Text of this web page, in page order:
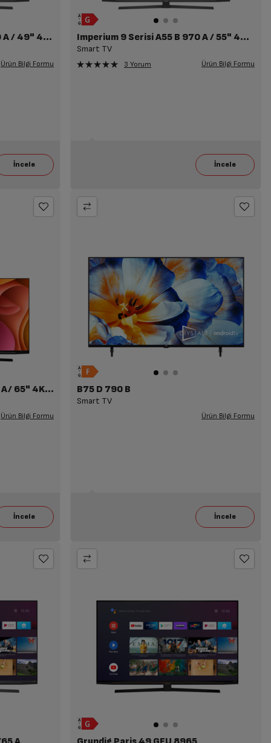
Imperium 9 Serisi A49 B 970 A / 49" 4K Smart TV
Ürün Bilgi Formu
Imperium 9 Serisi A55 B 970 A / 55" 4K Smart TV
Smart TV
3 Yorum Ürün Bilgi Formu
Imperium 9 Serisi A65 B 975 A/ 65" 4K Smart
Ürün Bilgi Formu
B75 D 790 B
Smart TV
Ürün Bilgi Formu